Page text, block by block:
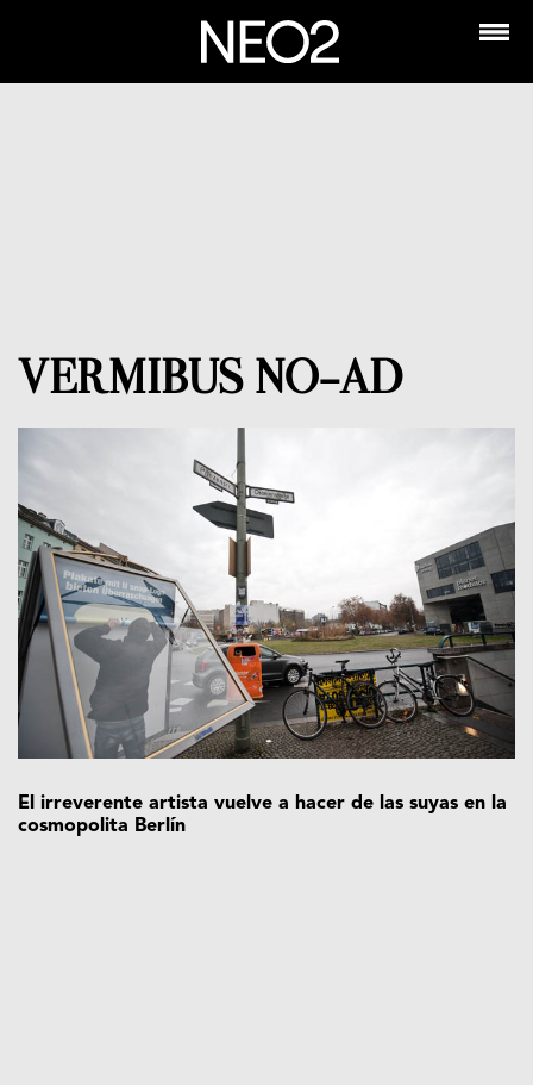
VERMIBUS NO-AD
El irreverente artista vuelve a hacer de las suyas en la
cosmopolita Berlín